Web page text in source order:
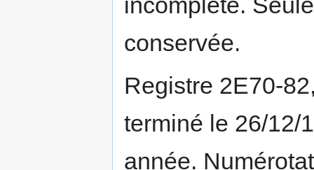
conservée.
Registre 2E70-
terminé le 26/12/
année.